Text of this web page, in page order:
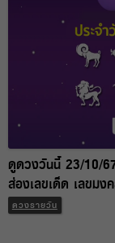
ดูดวงวันนี้ 23/10/
ส่องเลขเด็ด เลขม
ไม่เสียเงิน
ดวงรายวัน